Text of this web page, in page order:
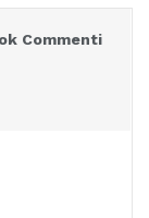
Commenti